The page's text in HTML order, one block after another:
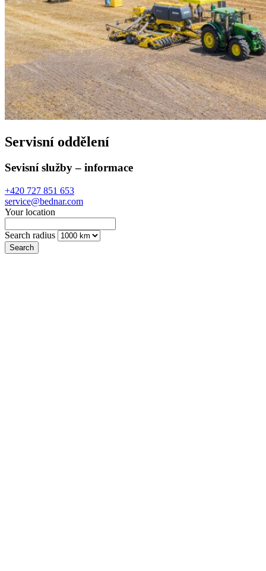
Servisní oddělení
Sevisní služby – informace
+420 727 851 653
service@bednar.com
Your location
Search radius